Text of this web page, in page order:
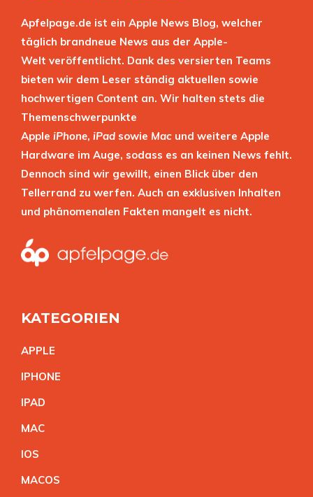
Apfelpage.de ist ein Apple News Blog, welcher
täglich brandneue News aus der Apple-
Welt veröffentlicht. Dank des versierten Teams
bieten wir dem Leser ständig aktuellen sowie
hochwertigen Content an. Wir halten stets die
Themenschwerpunkte
Apple iPhone, iPad sowie Mac und weitere Apple
Hardware im Auge, sodass es an keinen News fehlt.
Dennoch sind wir gewillt, einen Blick über den
Tellerrand zu werfen. Auch an exklusiven Inhalten
und phänomenalen Fakten mangelt es nicht.
KATEGORIEN
APPLE
IPHONE
IPAD
MAC
IOS
MACOS